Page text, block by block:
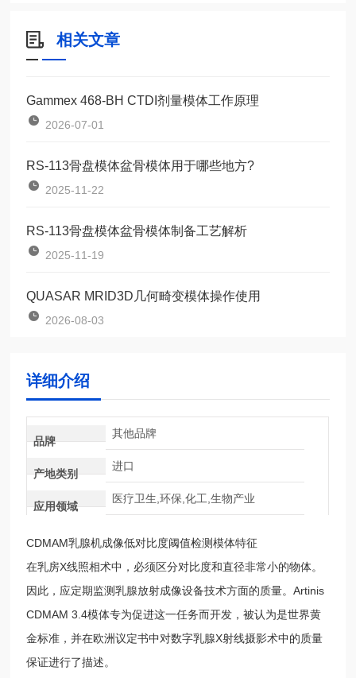
相关文章
Gammex 468-BH CTDI剂量模体工作原理
2026-07-01
RS-113骨盘模体盆骨模体用于哪些地方?
2025-11-22
RS-113骨盘模体盆骨模体制备工艺解析
2025-11-19
QUASAR MRID3D几何畸变模体操作使用
2026-08-03
详细介绍
品牌
其他品牌
产地类别
进口
应用领域
医疗卫生,环保,化工,生物产业
CDMAM乳腺机成像低对比度阈值检测模体特征
在乳房X线照相术中，必须区分对比度和直径非常小的物体。
因此，应定期监测乳腺放射成像设备技术方面的质量。Artinis
CDMAM 3.4模体专为促进这一任务而开发，被认为是世界黄
金标准，并在欧洲议定书中对数字乳腺X射线摄影术中的质量
保证进行了描述。